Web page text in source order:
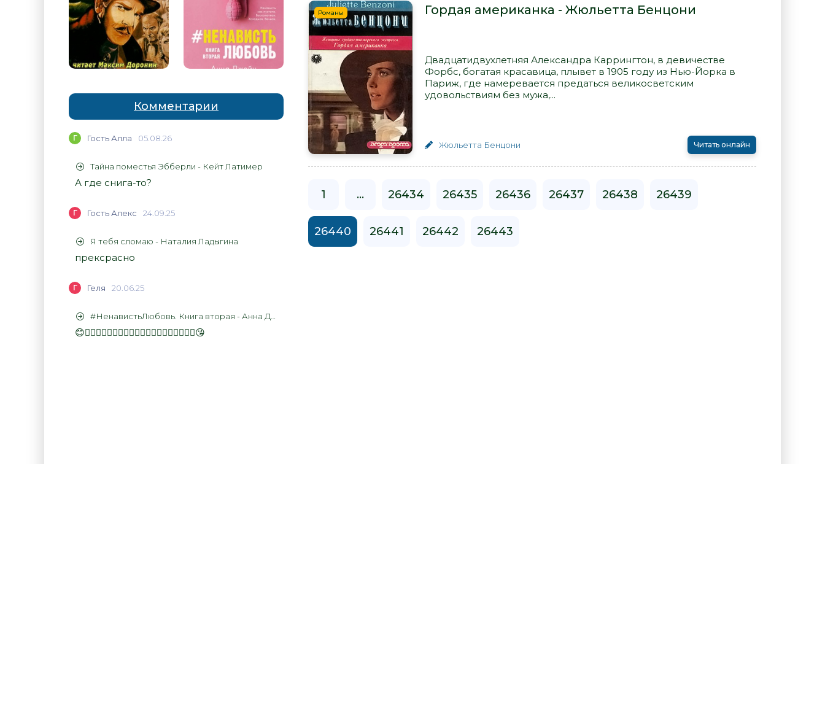
Комментарии
Г Гость Алла 05.08.26
Тайна поместья Эбберли - Кейт Латимер
А где снига-то?
Г Гость Алекс 24.09.25
Я тебя сломаю - Наталия Ладыгина
прексрасно
Г Геля 20.06.25
#НенавистьЛюбовь. Книга вторая - Анна Джейн
😊👍🏻👍🏻👍🏻👍🏻👍🏻👍🏻👍🏻👍🏻👍🏻👍🏻😘
Романы Гордая американка - Жюльетта Бенцони
Двадцатидвухлетняя Александра Каррингтон, в девичестве
Форбс, богатая красавица, плывет в 1905 году из Нью-Йорка в
Париж, где намеревается предаться великосветским
удовольствиям без мужа,...
Жюльетта Бенцони Читать онлайн
1 ... 26434 26435 26436 26437 26438 26439
26440 26441 26442 26443